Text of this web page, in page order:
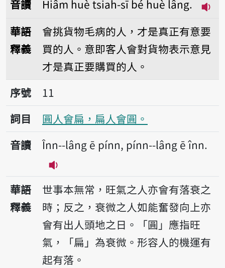
音讀
Hiâm huè tsiah-sī bé huè lâng.
華語
釋義
會挑貨物毛病的人，才是真正有意要
買的人。意即客人會對貨物表示意見
才是真正要購買的人。
序號11圓人會扁，扁人會圓。
序號
11
詞目
圓人會扁，扁人會圓。
音讀
Înn--lâng ē pínn, pínn--lâng ē înn.
播放音讀Înn--lâng ē pínn, pínn--
華語
釋義
世事本無常，旺氣之人亦會有落衰之
時；反之，衰微之人如能奮發向上亦
會有出人頭地之日。「圓」應指旺
氣，「扁」為衰微。形容人的機運有
起有落。